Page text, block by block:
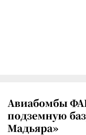
Авиабомбы
подземную
Мадьяра»